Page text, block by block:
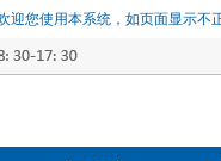
迎您使用本系统，如页面显示